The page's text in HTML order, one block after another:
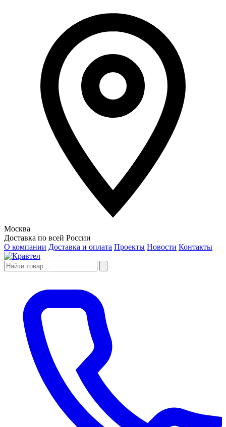
Москва
Доставка по всей России
О компании Доставка и оплата Проекты Новости Контакты